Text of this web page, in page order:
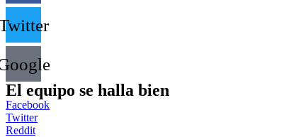
El equipo se halla bien
Facebook
Twitter
Reddit